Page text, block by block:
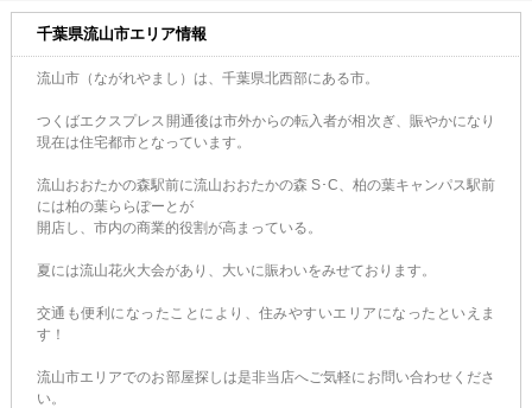
千葉県流山市エリア情報
流山市（ながれやまし）は、千葉県北西部にある市。
つくばエクスプレス開通後は市外からの転入者が相次ぎ、賑やかになり
現在は住宅都市となっています。
流山おおたかの森駅前に流山おおたかの森 S･C、柏の葉キャンパス駅前
には柏の葉ららぽーとが
開店し、市内の商業的役割が高まっている。
夏には流山花火大会があり、大いに賑わいをみせております。
交通も便利になったことにより、住みやすいエリアになったといえま
す！
流山市エリアでのお部屋探しは是非当店へご気軽にお問い合わせくださ
い。